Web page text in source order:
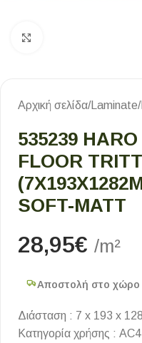
Αρχική σελίδα/Laminate/
535239
FLOOR
SOFT-MATT
28,95€ /m²
Αποστολή στο χώρο
Διάσταση : 7 x 193 x
Κατηγορία χρήσης :